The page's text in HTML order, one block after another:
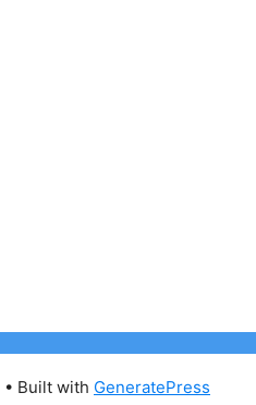
• Built with GeneratePress